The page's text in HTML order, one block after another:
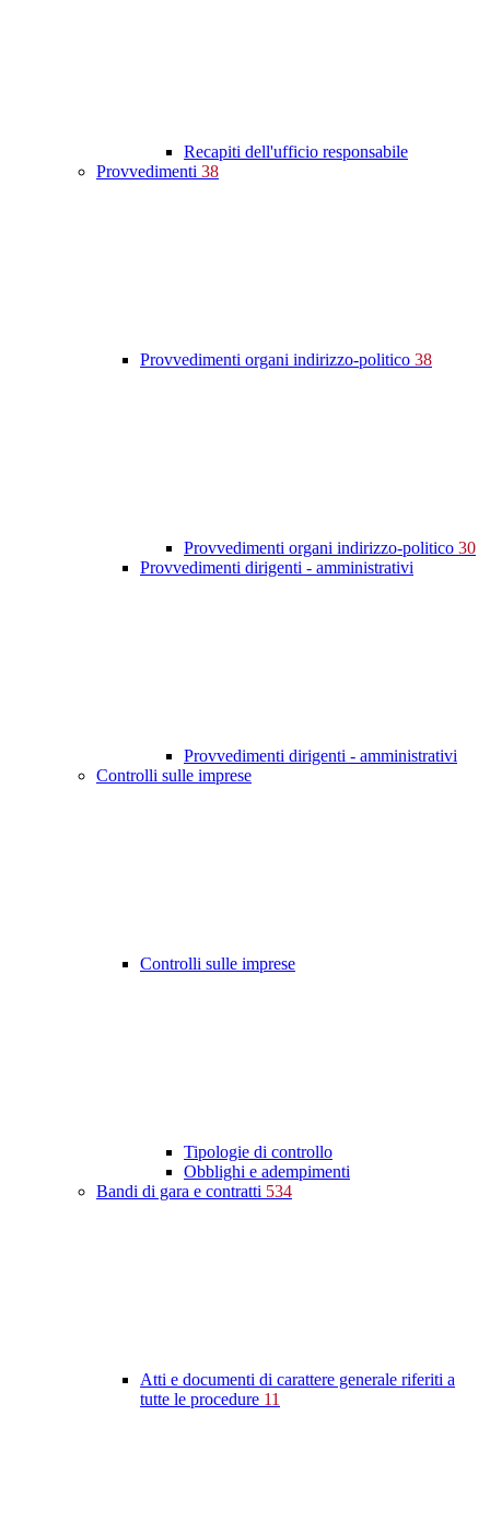
Recapiti dell'ufficio responsabile
Provvedimenti 38
Provvedimenti organi indirizzo-politico 38
Provvedimenti organi indirizzo-politico 30
Provvedimenti dirigenti - amministrativi
Provvedimenti dirigenti - amministrativi
Controlli sulle imprese
Controlli sulle imprese
Tipologie di controllo
Obblighi e adempimenti
Bandi di gara e contratti 534
Atti e documenti di carattere generale riferiti a
tutte le procedure 11